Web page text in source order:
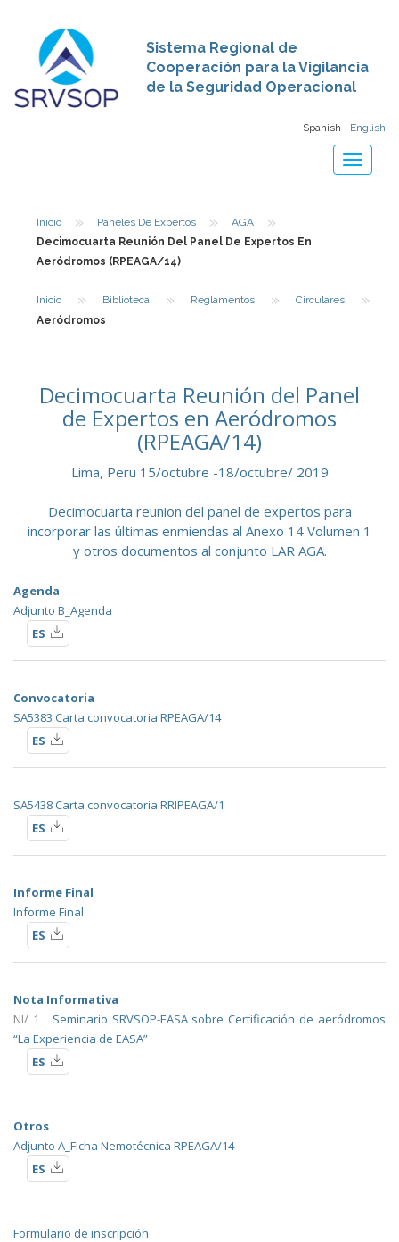
Sistema Regional de
Cooperación para la Vigilancia
de la Seguridad Operacional
Spanish English
Toggle
Inicio » Paneles De Expertos » AGA »
Decimocuarta Reunión Del Panel De Expertos En
Aeródromos (RPEAGA/14)
Inicio » Biblioteca » Reglamentos » Circulares »
Aeródromos
Decimocuarta Reunión del Panel
de Expertos en Aeródromos
(RPEAGA/14)
Lima, Peru 15/octubre -18/octubre/ 2019
Decimocuarta reunion del panel de expertos para
incorporar las últimas enmiendas al Anexo 14 Volumen 1
y otros documentos al conjunto LAR AGA.
Agenda
Adjunto B_Agenda
ES
Convocatoria
SA5383 Carta convocatoria RPEAGA/14
ES
SA5438 Carta convocatoria RRIPEAGA/1
ES
Informe Final
Informe Final
ES
Nota Informativa
NI/ 1
Seminario SRVSOP-EASA sobre Certificación de aeródromos
“La Experiencia de EASA”
ES
Otros
Adjunto A_Ficha Nemotécnica RPEAGA/14
ES
Formulario de inscripción